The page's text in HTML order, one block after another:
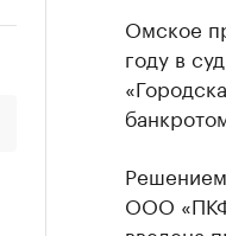
Омское
году в
ООО «ПКФ